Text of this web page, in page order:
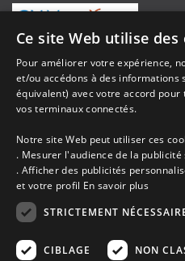
Les descriptions et photos contenues
la responsabilité des propriétaires,
contractuelles. Les données sont
Armor-vacances n'est pas un
sur les locations, c'est simplement
vacances en Bretagne, un service de
PARTICULIER A PARTICULIER.
Avant de prendre possession du
propriétaire un contrat qui stipule les
grâce à ce contrat vous pouvez faire
Ce site Web utilise des
Pour améliorer votre expérience,
et/ou accédons à des
équivalent) avec votre accord
vos terminaux connectés.
Notre site Web peut utiliser ces
. Mesurer l'audience de la
. Afficher des publicités
et votre profil En savoir plus
STRICTEMENT
CIBLAGE NON